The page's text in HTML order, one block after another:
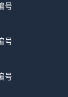
号
号
号